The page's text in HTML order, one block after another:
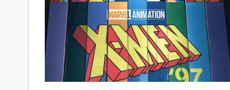
temporada
por
todo
lo
grande